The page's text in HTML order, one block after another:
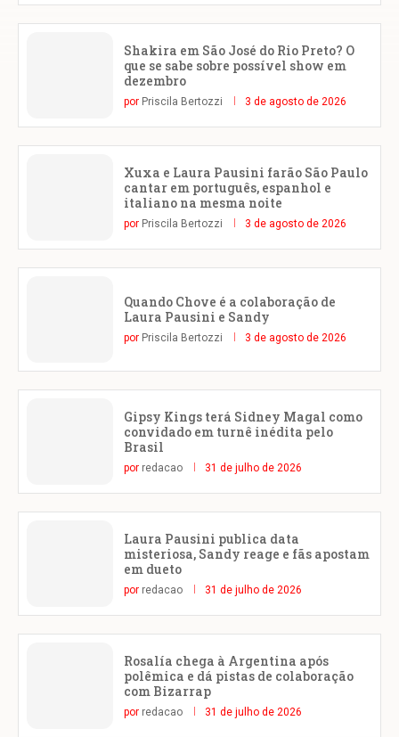
Shakira em São José do Rio Preto? O
que se sabe sobre possível show em
dezembro
por Priscila Bertozzi 3 de agosto de 2026
Xuxa e Laura Pausini farão São Paulo
cantar em português, espanhol e
italiano na mesma noite
por Priscila Bertozzi 3 de agosto de 2026
Quando Chove é a colaboração de
Laura Pausini e Sandy
por Priscila Bertozzi 3 de agosto de 2026
Gipsy Kings terá Sidney Magal como
convidado em turnê inédita pelo
Brasil
por redacao 31 de julho de 2026
Laura Pausini publica data
misteriosa, Sandy reage e fãs apostam
em dueto
por redacao 31 de julho de 2026
Rosalía chega à Argentina após
polêmica e dá pistas de colaboração
com Bizarrap
por redacao 31 de julho de 2026